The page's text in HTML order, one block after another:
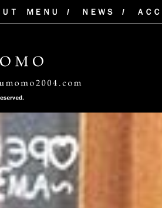
ＵＴ ＭＥＮＵ ＮＥＷＳ ＡＣ